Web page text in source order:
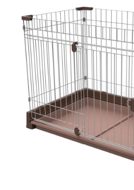
トリマーグッズ